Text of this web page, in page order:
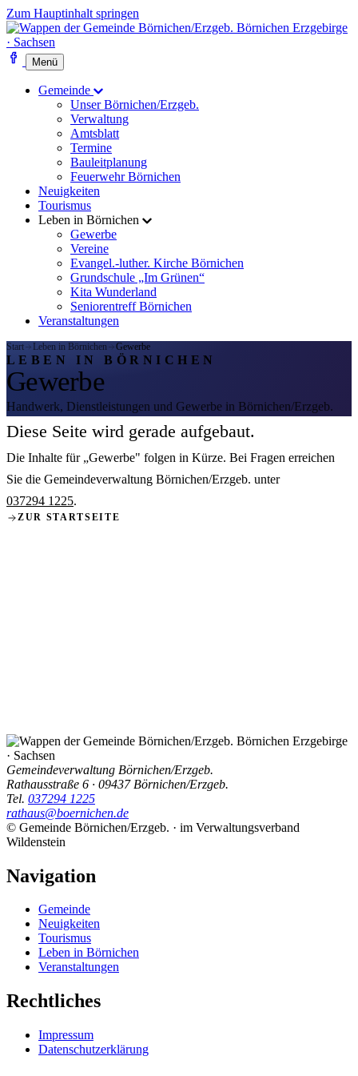
Zum Hauptinhalt springen
Börnichen Erzgebirge
· Sachsen
Menü
Gemeinde
Unser Börnichen/Erzgeb.
Verwaltung
Amtsblatt
Termine
Bauleitplanung
Feuerwehr Börnichen
Neuigkeiten
Tourismus
Leben in Börnichen
Gewerbe
Vereine
Evangel.-luther. Kirche Börnichen
Grundschule „Im Grünen“
Kita Wunderland
Seniorentreff Börnichen
Veranstaltungen
Start Leben in Börnichen Gewerbe
LEBEN IN BÖRNICHEN
Gewerbe
Handwerk, Dienstleistungen und Gewerbe in Börnichen/Erzgeb.
Diese Seite wird gerade aufgebaut.
Die Inhalte für „Gewerbe" folgen in Kürze. Bei Fragen erreichen
Sie die Gemeindeverwaltung Börnichen/Erzgeb. unter
037294 1225.
ZUR STARTSEITE
Börnichen Erzgebirge
· Sachsen
Gemeindeverwaltung Börnichen/Erzgeb.
Rathausstraße 6 · 09437 Börnichen/Erzgeb.
Tel. 037294 1225
rathaus@boernichen.de
© Gemeinde Börnichen/Erzgeb. · im Verwaltungsverband
Wildenstein
Navigation
Gemeinde
Neuigkeiten
Tourismus
Leben in Börnichen
Veranstaltungen
Rechtliches
Impressum
Datenschutzerklärung